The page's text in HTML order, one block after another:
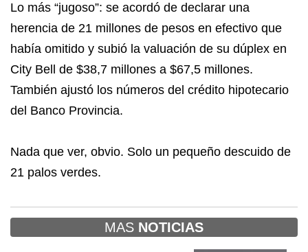
Lo más “jugoso”: se acordó de declarar una
herencia de 21 millones de pesos en efectivo que
había omitido y subió la valuación de su dúplex en
City Bell de $38,7 millones a $67,5 millones.
También ajustó los números del crédito hipotecario
del Banco Provincia.
Nada que ver, obvio. Solo un pequeño descuido de
21 palos verdes.
MAS NOTICIAS